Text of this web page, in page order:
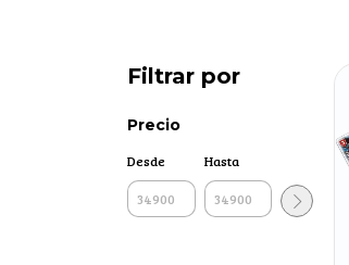
Filtrar por
Precio
Desde Hasta